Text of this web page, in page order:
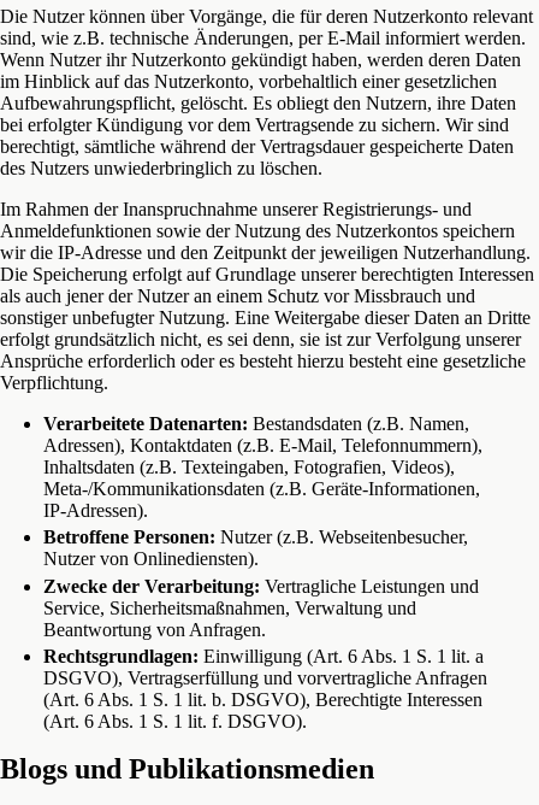
Die Nutzer können über Vorgänge, die für deren Nutzerkonto relevant
sind, wie z.B. technische Änderungen, per E-Mail informiert werden.
Wenn Nutzer ihr Nutzerkonto gekündigt haben, werden deren Daten
im Hinblick auf das Nutzerkonto, vorbehaltlich einer gesetzlichen
Aufbewahrungspflicht, gelöscht. Es obliegt den Nutzern, ihre Daten
bei erfolgter Kündigung vor dem Vertragsende zu sichern. Wir sind
berechtigt, sämtliche während der Vertragsdauer gespeicherte Daten
des Nutzers unwiederbringlich zu löschen.
Im Rahmen der Inanspruchnahme unserer Registrierungs- und
Anmeldefunktionen sowie der Nutzung des Nutzerkontos speichern
wir die IP-Adresse und den Zeitpunkt der jeweiligen Nutzerhandlung.
Die Speicherung erfolgt auf Grundlage unserer berechtigten Interessen
als auch jener der Nutzer an einem Schutz vor Missbrauch und
sonstiger unbefugter Nutzung. Eine Weitergabe dieser Daten an Dritte
erfolgt grundsätzlich nicht, es sei denn, sie ist zur Verfolgung unserer
Ansprüche erforderlich oder es besteht hierzu besteht eine gesetzliche
Verpflichtung.
Verarbeitete Datenarten: Bestandsdaten (z.B. Namen,
Adressen), Kontaktdaten (z.B. E-Mail, Telefonnummern),
Inhaltsdaten (z.B. Texteingaben, Fotografien, Videos),
Meta-/Kommunikationsdaten (z.B. Geräte-Informationen,
IP-Adressen).
Betroffene Personen: Nutzer (z.B. Webseitenbesucher,
Nutzer von Onlinediensten).
Zwecke der Verarbeitung: Vertragliche Leistungen und
Service, Sicherheitsmaßnahmen, Verwaltung und
Beantwortung von Anfragen.
Rechtsgrundlagen: Einwilligung (Art. 6 Abs. 1 S. 1 lit. a
DSGVO), Vertragserfüllung und vorvertragliche Anfragen
(Art. 6 Abs. 1 S. 1 lit. b. DSGVO), Berechtigte Interessen
(Art. 6 Abs. 1 S. 1 lit. f. DSGVO).
Blogs und Publikationsmedien